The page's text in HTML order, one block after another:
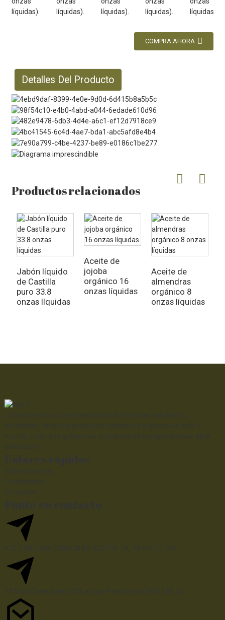
COMPRA AHORA
Detalles Del Producto
Productos relacionados
Jabón líquido
de Castilla
puro 33.8
onzas líquidas
Aceite de
jojoba
orgánico 16
onzas líquidas
Aceite de
almendras
orgánico 8
onzas líquidas
Comprometidos con el desarrollo de fórmulas naturales y
saludables, llevamos productos naturales y orgánicos a todo el
mundo, y nos enorgullece ser simplemente transportadores de la
naturaleza.
Enlaces rápidos
Sobre nosotros
Contáctanos
Productos
Ponte en contacto
412 E WILLIAM CANNON DR AUSTIN, TX, 78745, EE. UU.
15 N 6to Calle Suite 203 Lectura Pensilvania 19601 EE. UU.